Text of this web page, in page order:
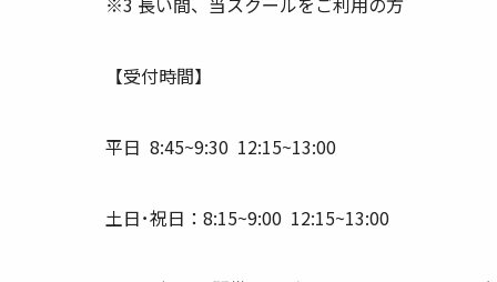
【受付時間】
平日 8:45~9:30 12:15~13:00
土日･祝日：8:15~9:00 12:15~13:00